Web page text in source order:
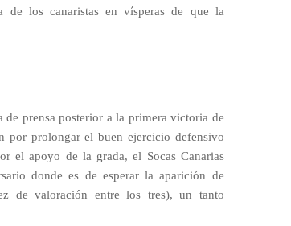
de los canaristas en vísperas de que la
prensa posterior a la primera victoria de
por prolongar el buen ejercicio defensivo
el apoyo de la grada, el Socas Canarias
donde es de esperar la aparición de
de valoración entre los tres), un tanto